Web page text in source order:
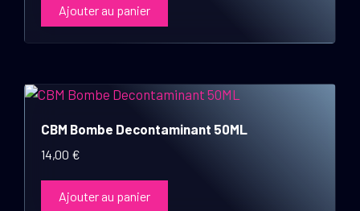
Ajouter au panier
CBM Bombe Decontaminant 50ML
14,00 €
Ajouter au panier